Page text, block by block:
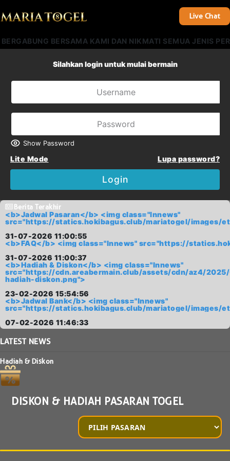
Live Chat
BERSAMA KAMI DAN NIKMATI SEMUA JENIS
Silahkan login untuk mulai bermain
Show Password
Lite Mode Lupa password?
Login
Berita Terakhir
<b>Jadwal Pasaran</b> <img class="lnnews"
src="https://statics.hokibagus.club/mariatogel/images/etc/
31-07-2026 11:00:55
<b>FAQ</b> <img class="lnnews" src="https://
31-07-2026 11:00:37
<b>Hadiah & Diskon</b> <img class="lnnews"
src="https://cdn.areabermain.club/assets/cdn/az4/
hadiah-diskon.png">
23-02-2026 15:54:56
<b>Jadwal Bank</b> <img class="lnnews"
src="https://statics.hokibagus.club/mariatogel/images/
07-02-2026 11:46:33
LATESTNEWS
Hadiah & Diskon
DISKON & HADIAH PASARAN TOGEL